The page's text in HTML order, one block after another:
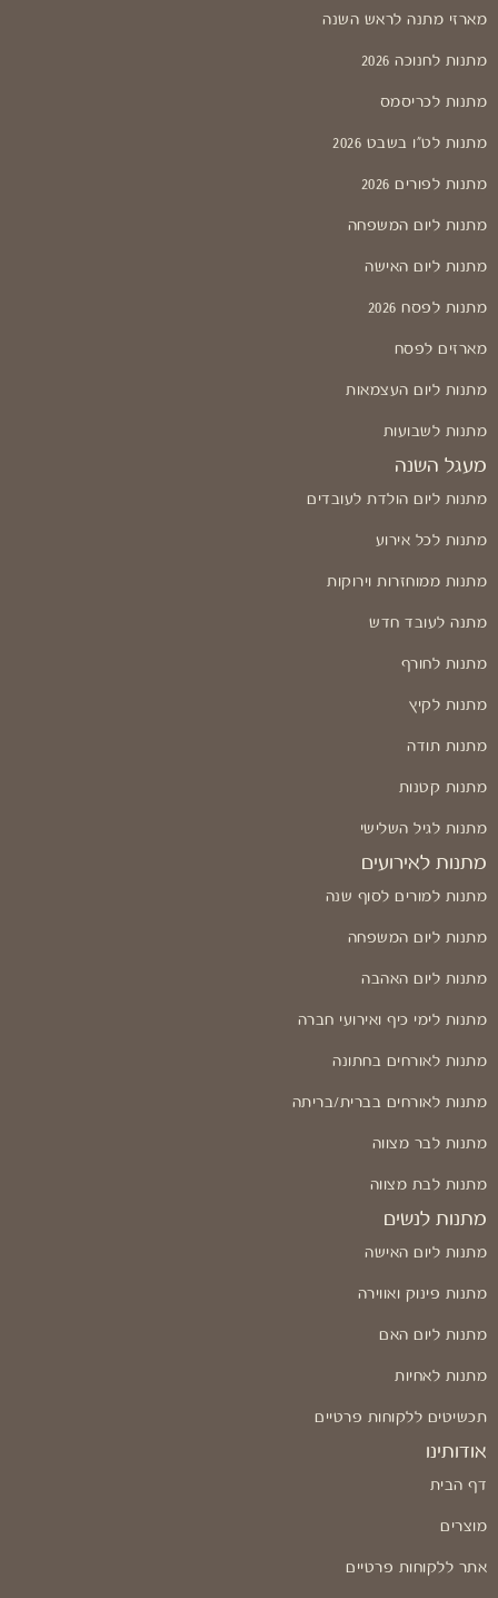
מארזי מתנה לראש השנה
מתנות לחנוכה 2026
מתנות לכריסמס
מתנות לט"ו בשבט 2026
מתנות לפורים 2026
מתנות ליום המשפחה
מתנות ליום האישה
מתנות לפסח 2026
מארזים לפסח
מתנות ליום העצמאות
מתנות לשבועות
מעגל השנה
מתנות ליום הולדת לעובדים
מתנות לכל אירוע
מתנות ממוחזרות וירוקות
מתנה לעובד חדש
מתנות לחורף
מתנות לקיץ
מתנות תודה
מתנות קטנות
מתנות לגיל השלישי
מתנות לאירועים
מתנות למורים לסוף שנה
מתנות ליום המשפחה
מתנות ליום האהבה
מתנות לימי כיף ואירועי חברה
מתנות לאורחים בחתונה
מתנות לאורחים בברית/בריתה
מתנות לבר מצווה
מתנות לבת מצווה
מתנות לנשים
מתנות ליום האישה
מתנות פינוק ואווירה
מתנות ליום האם
מתנות לאחיות
תכשיטים ללקוחות פרטיים
אודותינו
דף הבית
מוצרים
אתר ללקוחות פרטיים